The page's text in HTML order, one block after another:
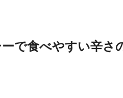
で食べやすい辛さ